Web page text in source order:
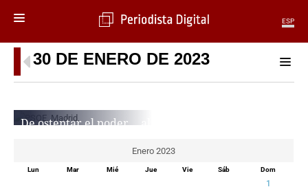
ESP
MENÚ
SECCIONES
MUNDO
DEPORTES
30 DE ENERO DE 2023
De ostentar el poder… al
de fracasos del PSOE en la
Enero 2023
Lun Mar Mié Jue Vie Sáb Dom
1